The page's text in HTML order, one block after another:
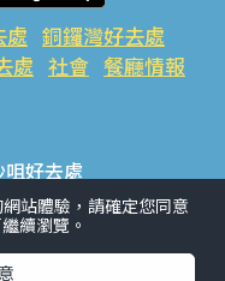
處 銅鑼灣好去處
處 社會 餐廳情報
咀好去處
處 旺角好去處 社會
站體驗，請確定您同意
續瀏覽。